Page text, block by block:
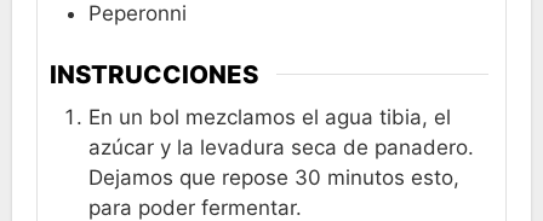
Peperonni
INSTRUCCIONES
En un bol mezclamos el agua tibia, el
azúcar y la levadura seca de panadero.
Dejamos que repose 30 minutos esto,
para poder fermentar.